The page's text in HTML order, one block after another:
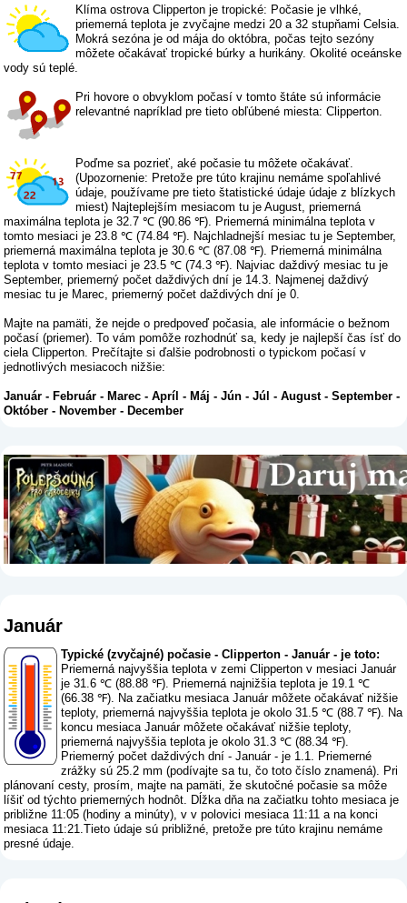
Klíma ostrova Clipperton je tropické: Počasie je vlhké,
priemerná teplota je zvyčajne medzi 20 a 32 stupňami Celsia.
Mokrá sezóna je od mája do októbra, počas tejto sezóny
môžete očakávať tropické búrky a hurikány. Okolité oceánske
vody sú teplé.
Pri hovore o obvyklom počasí v tomto štáte sú informácie
relevantné napríklad pre tieto obľúbené miesta: Clipperton.
Poďme sa pozrieť, aké počasie tu môžete očakávať.
(Upozornenie: Pretože pre túto krajinu nemáme spoľahlivé
údaje, používame pre tieto štatistické údaje údaje z blízkych
miest) Najteplejším mesiacom tu je August, priemerná
maximálna teplota je 32.7 ℃ (90.86 ℉). Priemerná minimálna teplota v
tomto mesiaci je 23.8 ℃ (74.84 ℉). Najchladnejší mesiac tu je September,
priemerná maximálna teplota je 30.6 ℃ (87.08 ℉). Priemerná minimálna
teplota v tomto mesiaci je 23.5 ℃ (74.3 ℉). Najviac daždivý mesiac tu je
September, priemerný počet daždivých dní je 14.3. Najmenej daždivý
mesiac tu je Marec, priemerný počet daždivých dní je 0.
Majte na pamäti, že nejde o predpoveď počasia, ale informácie o bežnom
počasí (priemer). To vám pomôže rozhodnúť sa, kedy je najlepší čas ísť do
ciela Clipperton. Prečítajte si ďalšie podrobnosti o typickom počasí v
jednotlivých mesiacoch nižšie:
Január -Február -Marec -Apríl -Máj -Jún -Júl -August-September -
Október -November -December
Január
Typické (zvyčajné) počasie - Clipperton - Január - je toto:
Priemerná najvyššia teplota v zemi Clipperton v mesiaci Január
je 31.6 ℃ (88.88 ℉). Priemerná najnižšia teplota je 19.1 ℃
(66.38 ℉). Na začiatku mesiaca Január môžete očakávať nižšie
teploty, priemerná najvyššia teplota je okolo 31.5 ℃ (88.7 ℉). Na
koncu mesiaca Január môžete očakávať nižšie teploty,
priemerná najvyššia teplota je okolo 31.3 ℃ (88.34 ℉).
Priemerný počet daždivých dní - Január - je 1.1. Priemerné
zrážky sú 25.2 mm (podívajte sa tu, čo toto číslo znamená). Pri
plánovaní cesty, prosím, majte na pamäti, že skutočné počasie sa môže
líšiť od týchto priemerných hodnôt. Dĺžka dňa na začiatku tohto mesiaca je
približne 11:05 (hodiny a minúty), v v polovici mesiaca 11:11 a na konci
mesiaca 11:21.Tieto údaje sú približné, pretože pre túto krajinu nemáme
presné údaje.